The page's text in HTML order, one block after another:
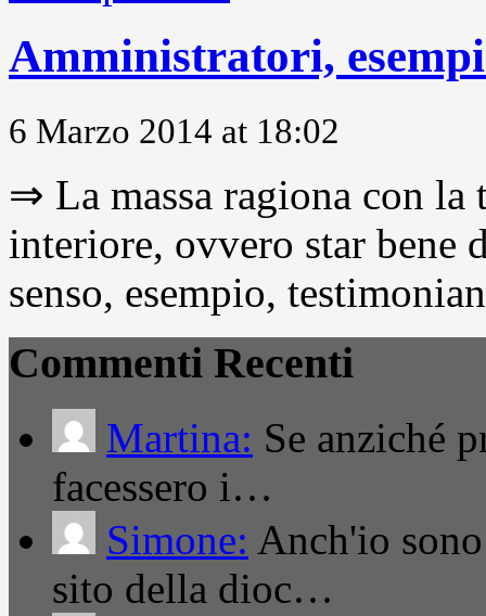
Amministratori,
6 Marzo 2014 at 18:02
⇒ La massa ragiona con
interiore, ovvero star
senso, esempio,
Commenti Recenti
Martina: Se anziché
facessero i…
Simone: Anch'io
sito della dioc…